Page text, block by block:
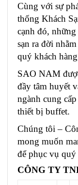
Cùng với sự
thống Khách
cạnh đó,
sạn ra đời
quý khách
SAO NAM
đầy tâm huyết
ngành cung cấp
thiết bị buffet.
Chúng tôi –
mong muốn
để phục vụ quý
CÔNG TY